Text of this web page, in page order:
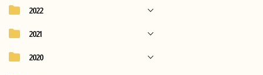
2022
2021
2020